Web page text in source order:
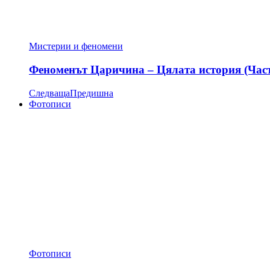
Мистерии и феномени
Феноменът Царичина – Цялата история
СледващаПредишна
Фотописи
Фотописи